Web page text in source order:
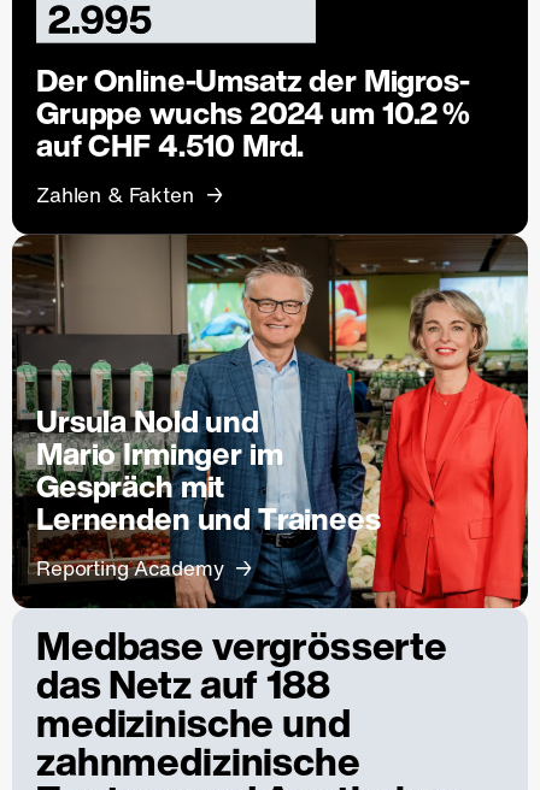
Der Online-Umsatz der Migros-
Gruppe wuchs 2024 um 10.2 %
auf CHF 4.510 Mrd.
Zahlen & Fakten
Ursula Nold und
Mario Irminger im
Gespräch mit
Lernenden und Trainees
Reporting Academy
Medbase vergrösserte
das Netz auf 188
medizinische und
zahnmedizinische